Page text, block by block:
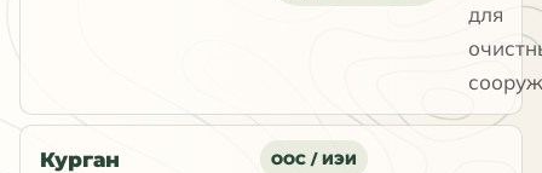
для
Курган ООС / ИЭИ